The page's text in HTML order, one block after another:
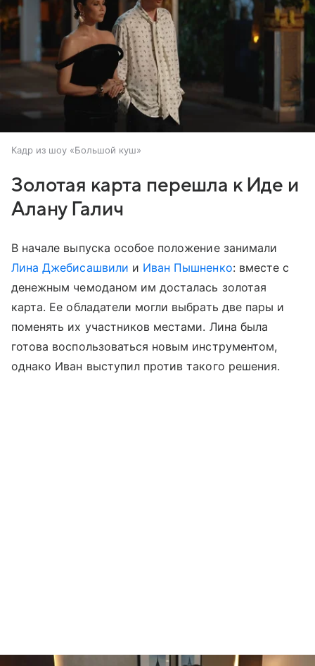
Кадр из шоу «Большой куш»
Золотая карта перешла к Иде и
Алану Галич
В начале выпуска особое положение занимали
Лина Джебисашвили и Иван Пышненко: вместе с
денежным чемоданом им досталась золотая
карта. Ее обладатели могли выбрать две пары и
поменять их участников местами. Лина была
готова воспользоваться новым инструментом,
однако Иван выступил против такого решения.